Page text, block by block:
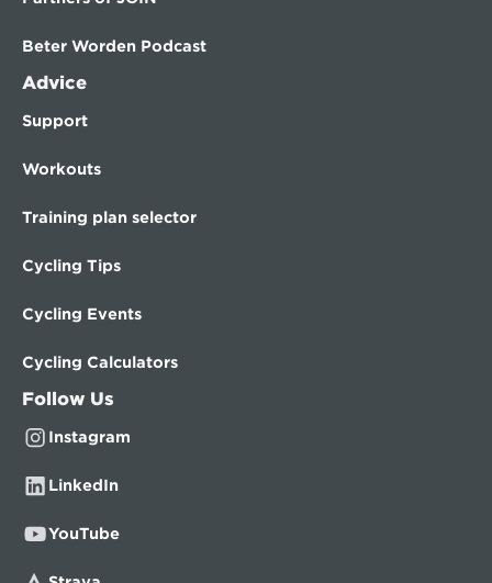
Beter Worden Podcast
Advice
Support
Workouts
Training plan selector
Cycling Tips
Cycling Events
Cycling Calculators
Follow Us
Instagram
LinkedIn
YouTube